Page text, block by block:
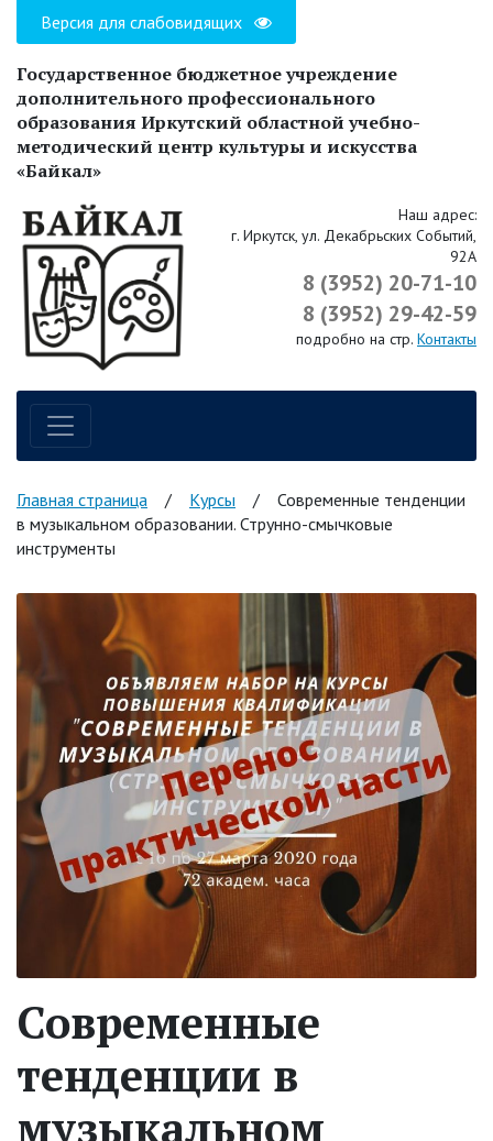
Версия для слабовидящих
Государственное бюджетное учреждение
дополнительного профессионального
образования Иркутский областной учебно-
методический центр культуры и искусства
«Байкал»
Наш адрес:
г. Иркутск, ул. Декабрьских Событий,
92А
8 (3952) 20-71-10
8 (3952) 29-42-59
подробно на стр. Контакты
Навигация по сайту
Главная страница / Курсы /
Современные тенденции
в музыкальном образовании. Струнно-смычковые
инструменты
Современные
тенденции в
музыкальном